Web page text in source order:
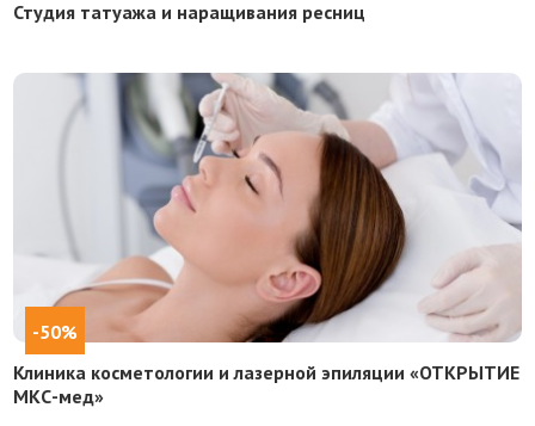
Студия татуажа и наращивания ресниц
-50%
Клиника косметологии и лазерной эпиляции «ОТКРЫТИЕ
МКС-мед»